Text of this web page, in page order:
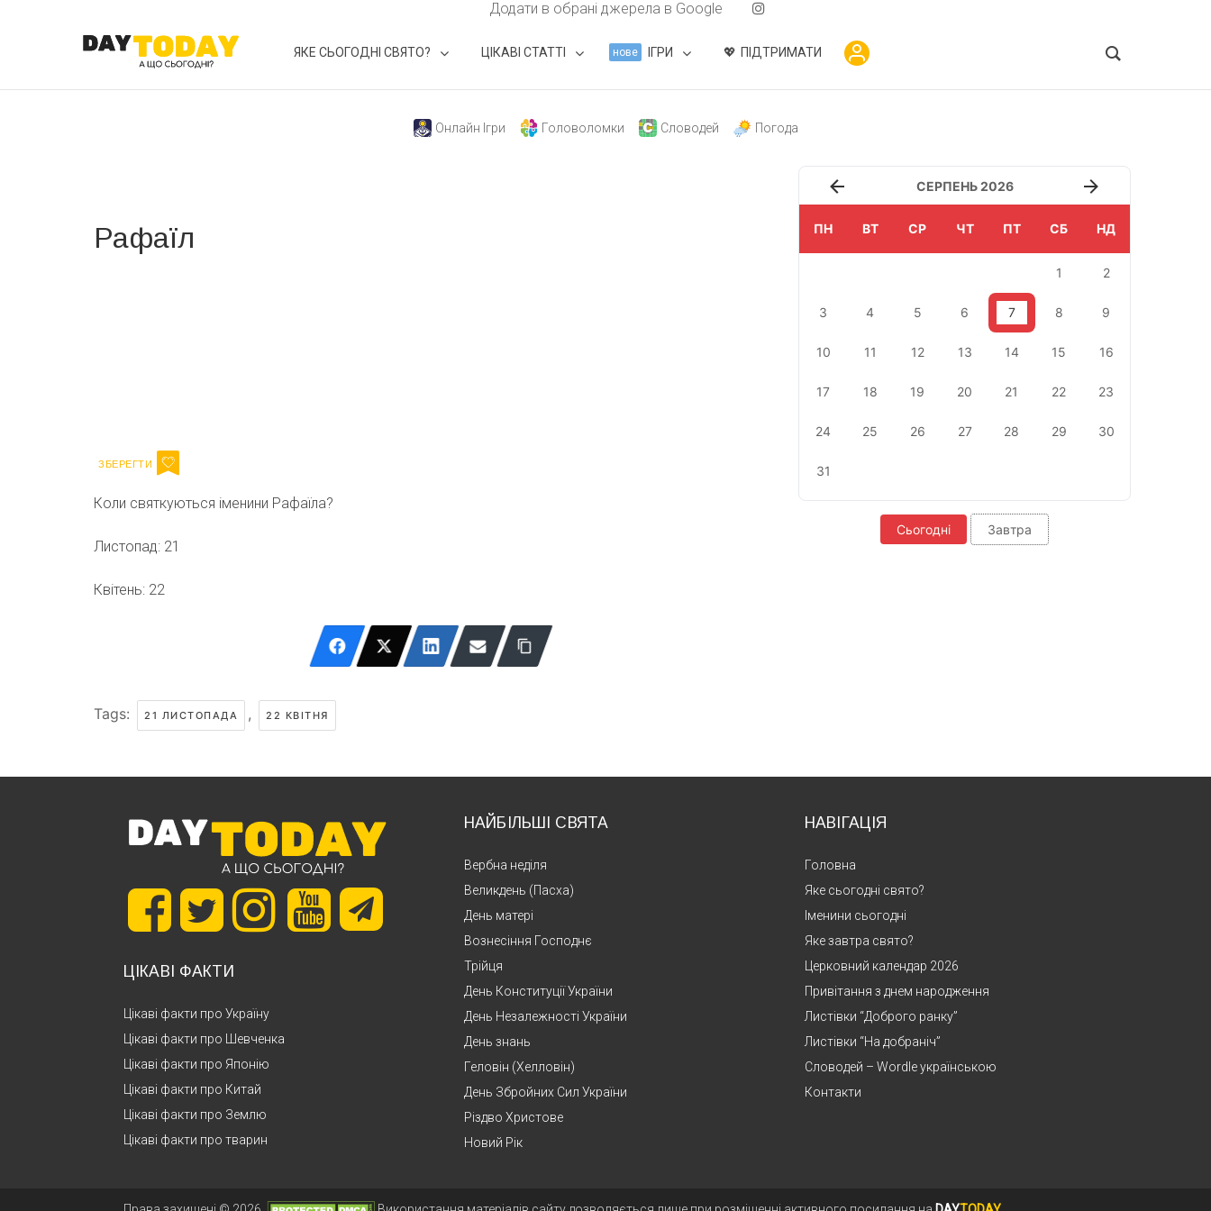
Додати в обрані джерела в Google
ЯКЕ СЬОГОДНІ СВЯТО? ЦІКАВІ СТАТТІ нове ІГРИ ПІДТРИМАТИ
Онлайн Ігри Головоломки Словодей Погода
Рафаїл
Коли святкуються іменини Рафаїла?
Листопад: 21
Квітень: 22
Tags: 21 ЛИСТОПАДА , 22 КВІТНЯ
СЕРПЕНЬ 2026
ПН ВТ СР ЧТ ПТ СБ НД
1 2
3 4 5 6 7 8 9
10 11 12 13 14 15 16
17 18 19 20 21 22 23
24 25 26 27 28 29 30
31
Сьогодні Завтра
ЦІКАВІ ФАКТИ
Цікаві факти про Україну
Цікаві факти про Шевченка
Цікаві факти про Японію
Цікаві факти про Китай
Цікаві факти про Землю
Цікаві факти про тварин
НАЙБІЛЬШІ СВЯТА
Вербна неділя
Великдень (Пасха)
День матері
Вознесіння Господнє
Трійця
День Конституції України
День Незалежності України
День знань
Геловін (Хелловін)
День Збройних Сил України
Різдво Христове
Новий Рік
НАВІГАЦІЯ
Головна
Яке сьогодні свято?
Іменини сьогодні
Яке завтра свято?
Церковний календар 2026
Привітання з днем народження
Листівки “Доброго ранку”
Листівки “На добраніч”
Словодей – Wordle українською
Контакти